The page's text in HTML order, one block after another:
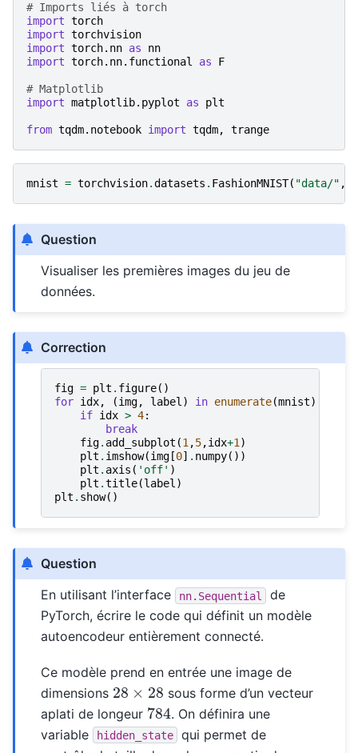
# Imports liés à torch
import torch
import torchvision
import torch.nn as
nn
import torch.nn.functional as F
# Matplotlib
import matplotlib.pyplot as plt
from tqdm.notebook import tqdm, trange
mnist = torchvision.datasets . FashionMNIST( "data/" ,
Question
Visualiser les premières images du jeu de
données.
Correction
fig = plt . figure()
for idx, (img, label ) in enumerate(mnist):
if idx > 4:
break
fig. add_subplot (1 ,5,idx+1 )
plt . imshow(img [0] . numpy())
plt . axis ( 'off' )
plt .title(label )
plt . show()
Question
En utilisant l’interface
nn.Sequential
de
PyTorch, écrire le code qui définit un modèle
autoencodeur entièrement connecté.
Ce modèle prend en entrée une image de
dimensions 28 × 28 sous forme d’un vecteur
aplati de longeur 784. On définira une
variable
hidden_state
qui permet de